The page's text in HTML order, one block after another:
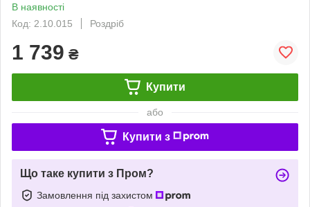
В наявності
Код: 2.10.015
Роздріб
1 739 ₴
Купити
або
Купити з
Що таке купити з Пром?
Замовлення під захистом